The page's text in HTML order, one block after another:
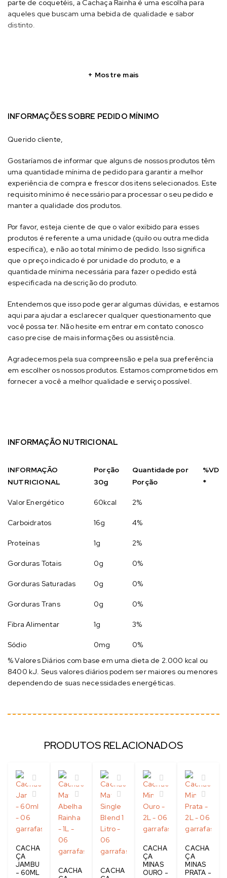
parte de coquetéis, a Cachaça Rainha é uma escolha para
aqueles que buscam uma bebida de qualidade e sabor
distinto.
Mostre mais
INFORMAÇÕES SOBRE PEDIDO MÍNIMO
Querido cliente,
Gostaríamos de informar que alguns de nossos produtos têm
uma quantidade mínima de pedido para garantir a melhor
experiência de compra e frescor dos itens selecionados. Este
requisito mínimo é necessário para processar o seu pedido e
manter a qualidade dos produtos.
Por favor, esteja ciente de que o valor exibido para esses
produtos é referente a uma unidade (quilo ou outra medida
específica), e não ao total mínimo de pedido. Isso significa
que o preço indicado é por unidade do produto, e a
quantidade mínima necessária para fazer o pedido está
especificada na descrição do produto.
Entendemos que isso pode gerar algumas dúvidas, e estamos
aqui para ajudar a esclarecer qualquer questionamento que
você possa ter. Não hesite em entrar em contato conosco
caso precise de mais informações ou assistência.
Agradecemos pela sua compreensão e pela sua preferência
em escolher os nossos produtos. Estamos comprometidos em
fornecer a você a melhor qualidade e serviço possível.
INFORMAÇÃO NUTRICIONAL
INFORMAÇÃO
NUTRICIONAL
Porção
30g
Quantidade por
Porção
%VD
*
Valor Energético 60kcal 2%
Carboidratos 16g 4%
Proteínas 1g 2%
Gorduras Totais 0g 0%
Gorduras Saturadas 0g 0%
Gorduras Trans 0g 0%
Fibra Alimentar 1g 3%
Sódio 0mg
0%
% Valores Diários com base em uma dieta de 2.000 kcal ou
8400 kJ. Seus valores diários podem ser maiores ou menores
dependendo de suas necessidades energéticas.
PRODUTOS RELACIONADOS
CACHA
ÇA
JAMBU
- 60ML
CACHA
CACHA
CACHA
ÇA
MINAS
OURO -
CACHA
ÇA
MINAS
PRATA -